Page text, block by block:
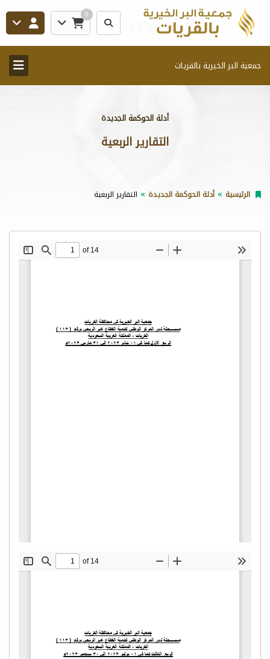
0
جمعية البر الخيرية بالقريات
أدلة الحوكمة الجديدة
التقارير الربعية
الرئيسية أدلة الحوكمة الجديدة التقارير الربعية